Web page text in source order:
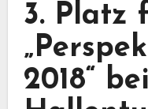
3. Platz
2018“